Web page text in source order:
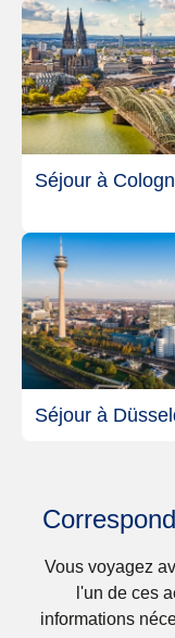
Séjour à
Séjour à
Vous voyagez
l'un de ces
informations